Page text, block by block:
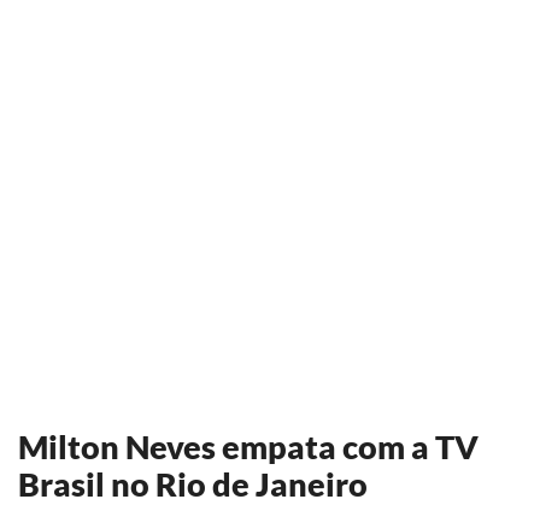
Milton Neves empata com a TV
Brasil no Rio de Janeiro